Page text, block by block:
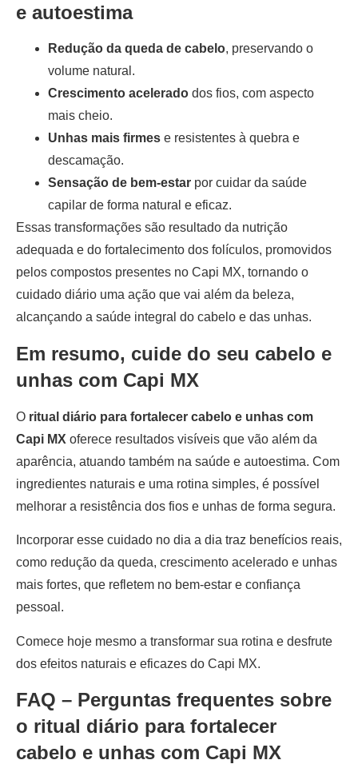
e autoestima
Redução da queda de cabelo, preservando o
volume natural.
Crescimento acelerado dos fios, com aspecto
mais cheio.
Unhas mais firmes e resistentes à quebra e
descamação.
Sensação de bem-estar por cuidar da saúde
capilar de forma natural e eficaz.
Essas transformações são resultado da nutrição
adequada e do fortalecimento dos folículos, promovidos
pelos compostos presentes no Capi MX, tornando o
cuidado diário uma ação que vai além da beleza,
alcançando a saúde integral do cabelo e das unhas.
Em resumo, cuide do seu cabelo e
unhas com Capi MX
O ritual diário para fortalecer cabelo e unhas com
Capi MX oferece resultados visíveis que vão além da
aparência, atuando também na saúde e autoestima. Com
ingredientes naturais e uma rotina simples, é possível
melhorar a resistência dos fios e unhas de forma segura.
Incorporar esse cuidado no dia a dia traz benefícios reais,
como redução da queda, crescimento acelerado e unhas
mais fortes, que refletem no bem-estar e confiança
pessoal.
Comece hoje mesmo a transformar sua rotina e desfrute
dos efeitos naturais e eficazes do Capi MX.
FAQ – Perguntas frequentes sobre
o ritual diário para fortalecer
cabelo e unhas com Capi MX